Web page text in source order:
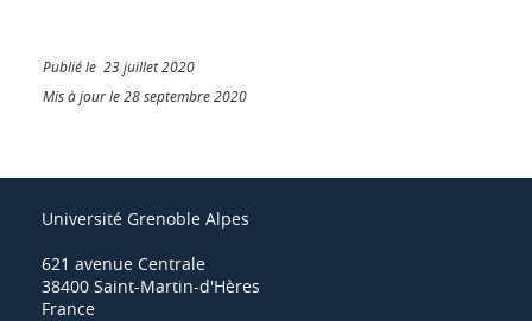
Publié le 23 juillet 2020
Mis à jour le 28 septembre 2020
Université Grenoble Alpes
621 avenue Centrale
38400 Saint-Martin-d'Hères
France